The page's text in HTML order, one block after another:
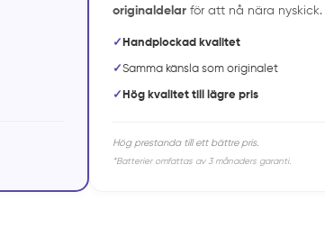
originaldelarför att nå nära nyskick.
✓ Handplockad kvalitet
✓Samma känsla som originalet
✓ Hög kvalitet till lägre pris
Hög prestanda till ett bättre pris.
*Batterier omfattas av 3 månaders garanti.